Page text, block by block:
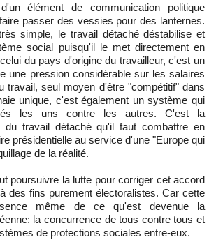
élément de communication politique
passer des vessies pour des lanternes.
simple, le travail détaché déstabilise et
social puisqu'il le met directement en
du pays d'origine du travailleur, c'est un
une pression considérable sur les salaires
travail, seul moyen d'être "compétitif" dans
unique, c'est également un système qui
les uns contre les autres. C'est la
du travail détaché qu'il faut combattre en
présidentielle au service d'une "Europe qui
de la réalité.
poursuivre la lutte pour corriger cet accord
des fins purement électoralistes. Car cette
même de ce qu'est devenue la
la concurrence de tous contre tous et
de protections sociales entre-eux.